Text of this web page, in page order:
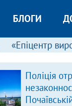
БЛОГИ
«Епіцентр
Поліція